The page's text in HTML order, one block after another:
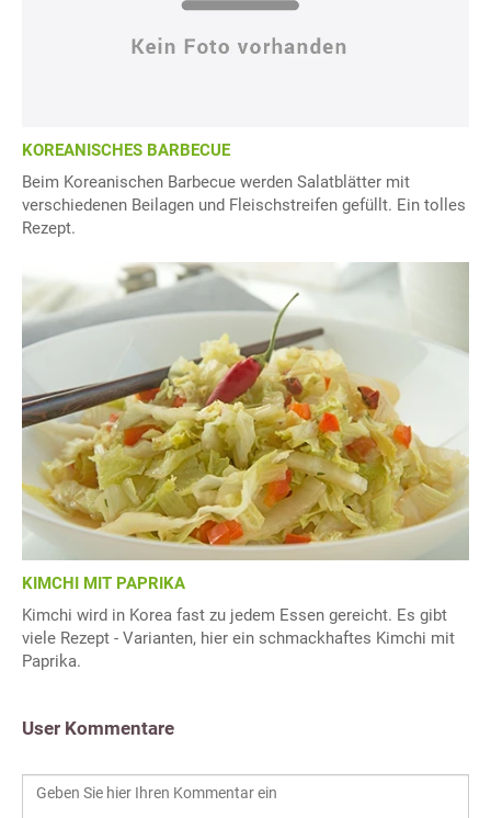
KOREANISCHES BARBECUE
Beim Koreanischen Barbecue werden Salatblätter mit
verschiedenen Beilagen und Fleischstreifen gefüllt. Ein tolles
Rezept.
KIMCHI MIT PAPRIKA
Kimchi wird in Korea fast zu jedem Essen gereicht. Es gibt
viele Rezept - Varianten, hier ein schmackhaftes Kimchi mit
Paprika.
User Kommentare